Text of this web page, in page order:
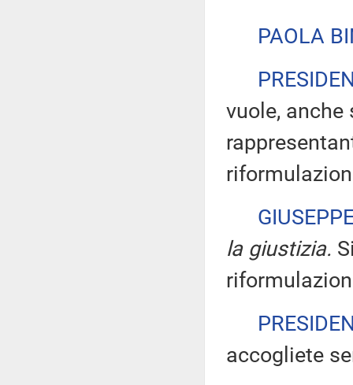
PAOLA
vuole, anche
la giustizia.
accogliete